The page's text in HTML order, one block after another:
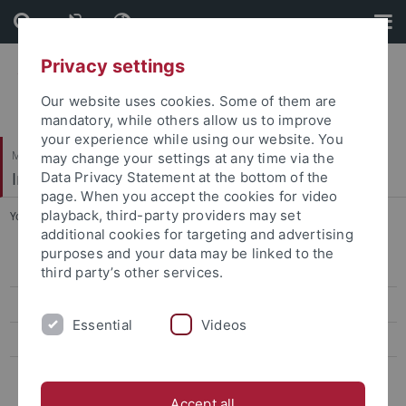
Skip
to
content
Skip
to
footer
Mathematisch-Naturwissenschaftliche Fakultät
Integrative Transkriptomik
You are here: Startseite ... Online Lernplattform
Curriculum
Team
Privacy settings
Our website uses cookies. Some of them are
mandatory, while others allow us to improve
your experience while using our website. You
may change your settings at any time via the
Data Privacy Statement at the bottom of the
page. When you accept the cookies for video
playback, third-party providers may set
additional cookies for targeting and advertising
purposes and your data may be linked to the
third party’s other services.
Essential Videos